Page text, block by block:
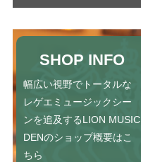
SHOP INFO
幅広い視野でトータルな
レゲエミュージックシー
ンを追及するLION MUSIC
DENのショップ概要はこ
ちら